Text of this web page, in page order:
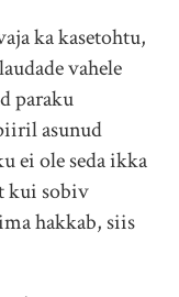
ka kasetohtu,
vahele
paraku
asunud
ei ole seda ikka
kui sobiv
hakkab, siis